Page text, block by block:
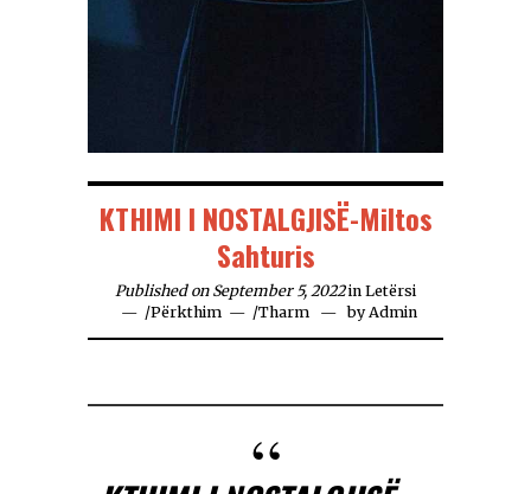
KTHIMI I NOSTALGJISË-Miltos
Sahturis
Published on September 5, 2022 in Letërsi
/Përkthim /Tharm byAdmin